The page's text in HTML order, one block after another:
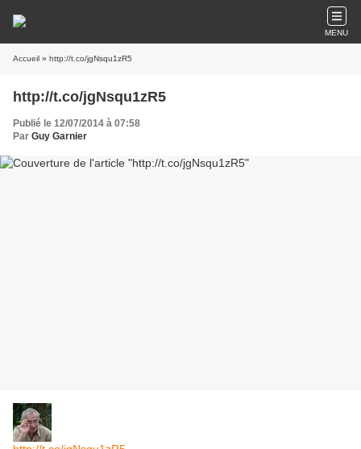
MENU
Accueil » http://t.co/jgNsqu1zR5
http://t.co/jgNsqu1zR5
Publié le 12/07/2014 à 07:58
Par Guy Garnier